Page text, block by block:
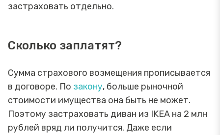
застраховать отдельно.
Сколько заплатят?
Сумма страхового возмещения прописывается
в договоре. По закону, больше рыночной
стоимости имущества она быть не может.
Поэтому застраховать диван из IKEA на 2 млн
рублей вряд ли получится. Даже если